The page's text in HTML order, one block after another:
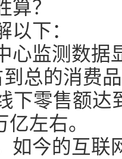
？
下：
心监测数据
总的消费
下零售额达
左右。
如今的互联